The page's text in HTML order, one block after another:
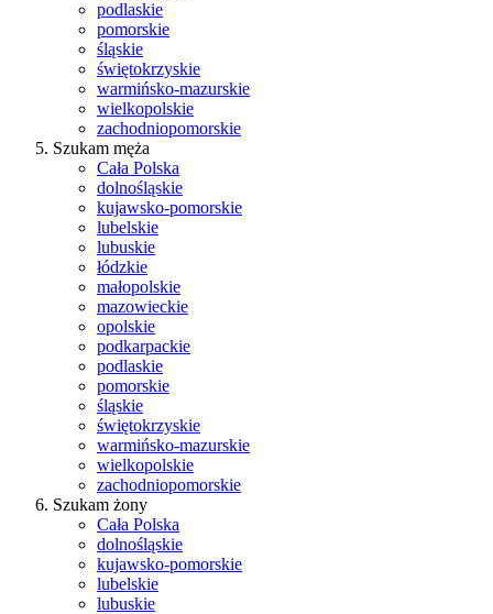
podlaskie
pomorskie
śląskie
świętokrzyskie
warmińsko-mazurskie
wielkopolskie
zachodniopomorskie
Szukam męża
Cała Polska
dolnośląskie
kujawsko-pomorskie
lubelskie
lubuskie
łódzkie
małopolskie
mazowieckie
opolskie
podkarpackie
podlaskie
pomorskie
śląskie
świętokrzyskie
warmińsko-mazurskie
wielkopolskie
zachodniopomorskie
Szukam żony
Cała Polska
dolnośląskie
kujawsko-pomorskie
lubelskie
lubuskie